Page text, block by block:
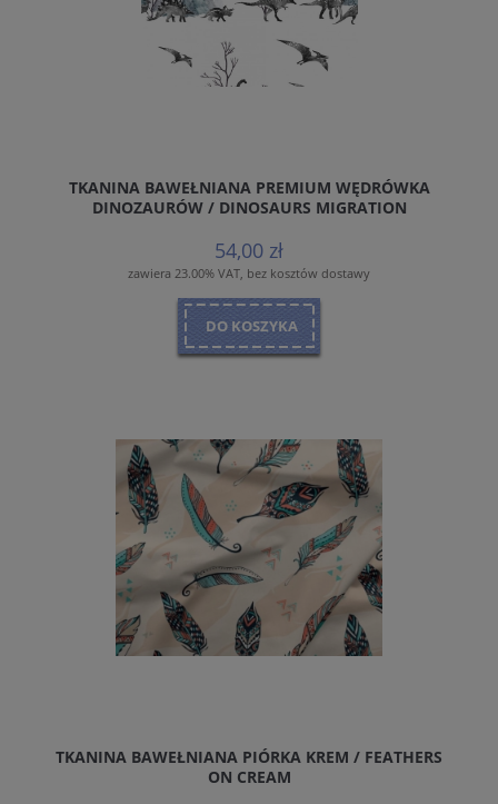
TKANINA BAWEŁNIANA PREMIUM WĘDRÓWKA
DINOZAURÓW / DINOSAURS MIGRATION
54,00 zł
zawiera 23.00% VAT, bez kosztów dostawy
DO KOSZYKA
TKANINA BAWEŁNIANA PIÓRKA KREM / FEATHERS
ON CREAM